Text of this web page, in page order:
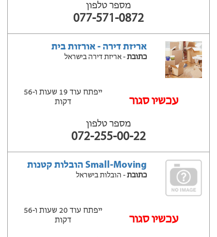
מספר טלפון
077-571-0872
אריזת דירה - אורזות בית
כתובת- אריזת דירה בישראל
עכשיו סגור
ייפתח עוד 19 שעות ‫ו-56
דקות
מספר טלפון
072-255-00-22
Small-Moving הובלות קטנות
כתובת- הובלות בישראל
עכשיו סגור
ייפתח עוד 20 שעות ‫ו-56
דקות